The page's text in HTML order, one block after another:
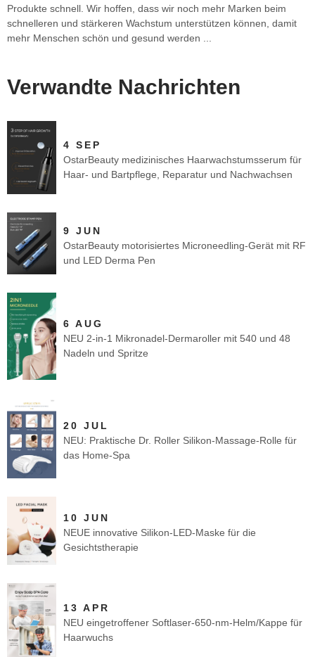
Produkte schnell. Wir hoffen, dass wir noch mehr Marken beim
schnelleren und stärkeren Wachstum unterstützen können, damit
mehr Menschen schön und gesund werden ...
Verwandte Nachrichten
4 SEP
OstarBeauty medizinisches Haarwachstumsserum für
Haar- und Bartpflege, Reparatur und Nachwachsen
9 JUN
OstarBeauty motorisiertes Microneedling-Gerät mit RF
und LED Derma Pen
6 AUG
NEU 2-in-1 Mikronadel-Dermaroller mit 540 und 48
Nadeln und Spritze
20 JUL
NEU: Praktische Dr. Roller Silikon-Massage-Rolle für
das Home-Spa
10 JUN
NEUE innovative Silikon-LED-Maske für die
Gesichtstherapie
13 APR
NEU eingetroffener Softlaser-650-nm-Helm/Kappe für
Haarwuchs